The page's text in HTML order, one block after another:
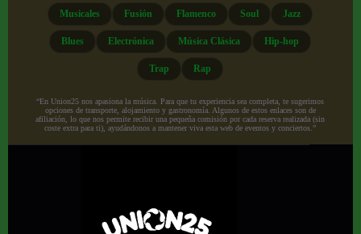
Musicales Fusión Flamenco Soul Jazz
Blues Electrónica Música Clásica Hip-hop
Trap Rap
“En Union25 nos apasiona la música. Para que tu experiencia sea completa, te sugerimos
opciones de transporte, alojamiento y gastronomía. Algunos de estos enlaces son de
afiliación, lo que nos permite recibir una pequeña comisión por cada reserva realizada (sin
coste extra para ti), ayudándonos a mantener viva esta web de eventos y conciertos.”